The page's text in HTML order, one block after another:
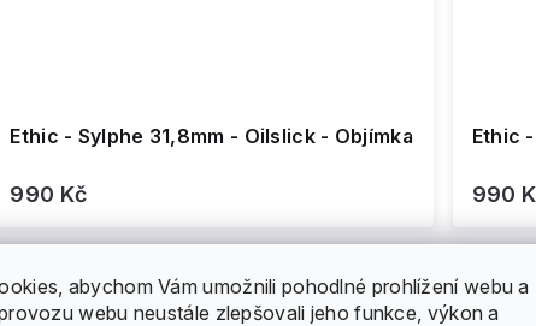
abychom Vám umožnili pohodlné prohlížení webu a
webu neustále zlepšovali jeho funkce, výkon a
Ethic - Sylphe 31,8mm - Oilslick - Objímka
990 Kč
Ethic
990